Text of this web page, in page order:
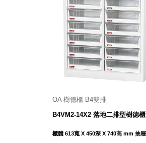
OA 樹德櫃 B4雙排
B4VM2-14X2 落地二排型樹德櫃